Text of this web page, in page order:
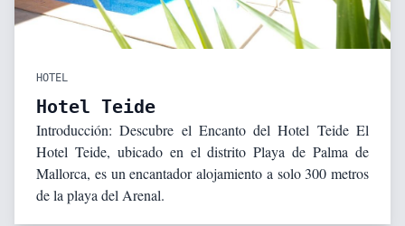
HOTEL
Hotel Teide
Introducción: Descubre el Encanto del Hotel Teide El
Hotel Teide, ubicado en el distrito Playa de Palma de
Mallorca, es un encantador alojamiento a solo 300 metros
de la playa del Arenal.